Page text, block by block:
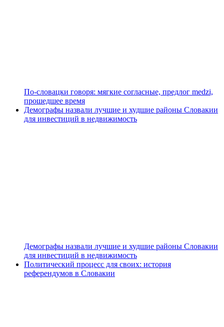
По-словацки говоря: мягкие согласные, предлог medzi,
прошедшее время
Демографы назвали лучшие и худшие районы Словакии
для инвестиций в недвижимость
Демографы назвали лучшие и худшие районы Словакии
для инвестиций в недвижимость
Политический процесс для своих: история
референдумов в Словакии